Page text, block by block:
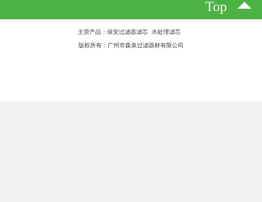
5、安装好精密滤芯并将上封头封好；